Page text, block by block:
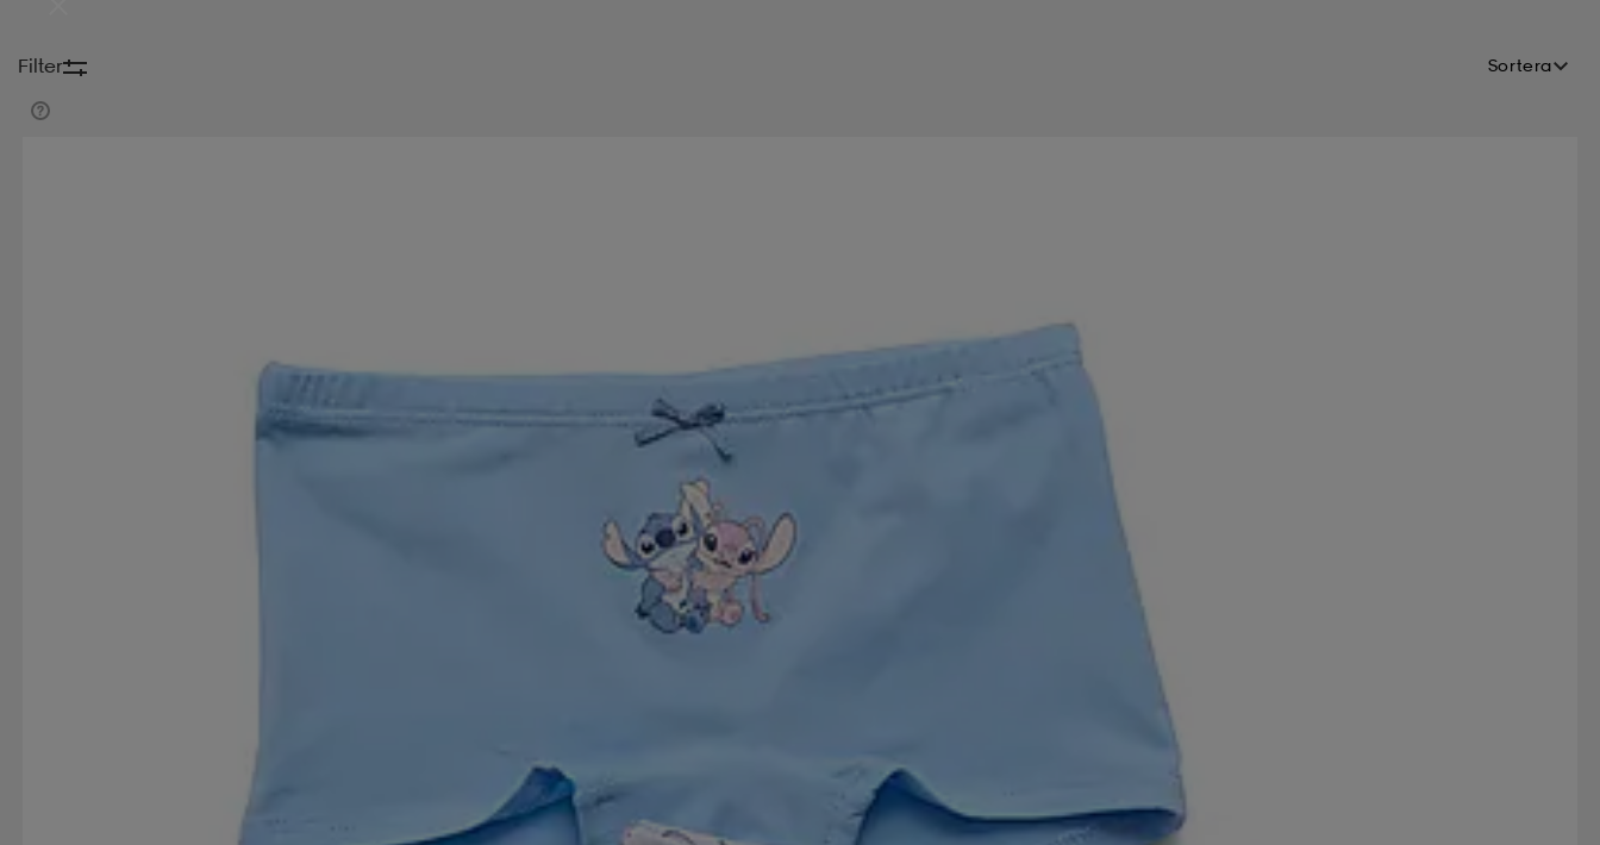
Filter Sortera